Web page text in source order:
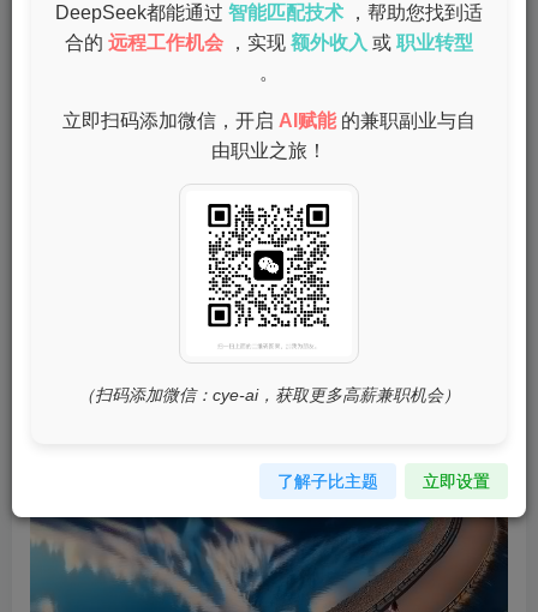
项目简介
机上填写一些调查问卷，就能够获得佣金。单份问卷的收入
DeepSeek都能通过 智能匹配技术
，帮助您找到适
合的 远程工作机会 ，实现 额外收入 或 职业转型
。
立即扫码添加微信，开启 AI赋能 的兼职副业与自
由职业之旅！
（扫码添加微信：cye-ai，获取更多高薪兼职机会）
了解子比主题 立即设置